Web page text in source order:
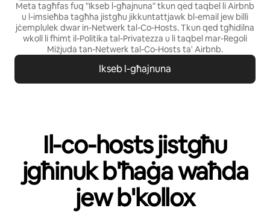
Meta tagħfas fuq "Ikseb l-għajnuna" tkun qed taqbel li Airbnb
u l-imsieħba tagħha jistgħu jikkuntattjawk bl-email jew billi
jċemplulek dwar in-Netwerk tal-Co-Hosts. Tkun qed tgħidilna
wkoll li fhimt il-Politika tal-Privatezza u li taqbel mar-Regoli
Miżjuda tan-Netwerk tal-Co-Hosts ta' Airbnb.
Ikseb l-għajnuna
Il-co-hosts jistgħu
jgħinuk b'ħaġa waħda
jew b'kollox